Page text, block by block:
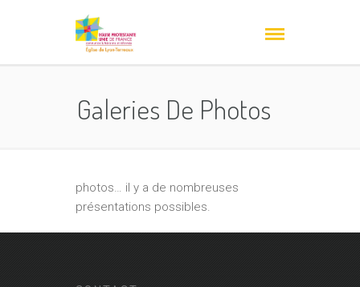
Galeries De Photos
photos… il y a de nombreuses
présentations possibles.